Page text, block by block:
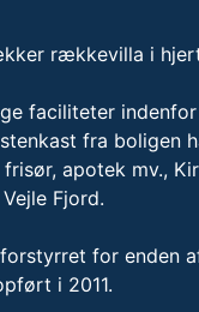
rækkevilla i
faciliteter
fra boligen
apotek mv.,
Fjord.
for enden
i 2011.